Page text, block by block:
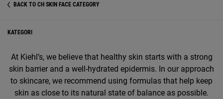
BACK TO CH SKIN FACE CATEGORY
KATEGORI
At Kiehl’s, we believe that healthy skin starts with a strong
skin barrier and a well-hydrated epidermis. In our approach
to skincare, we recommend using formulas that help keep
skin as close to its natural state of balance as possible.